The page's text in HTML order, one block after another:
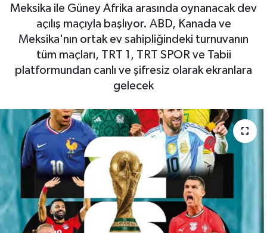
Meksika ile Güney Afrika arasında oynanacak dev
açılış maçıyla başlıyor. ABD, Kanada ve
Meksika'nın ortak ev sahipliğindeki turnuvanın
tüm maçları, TRT 1, TRT SPOR ve Tabii
platformundan canlı ve şifresiz olarak ekranlara
gelecek